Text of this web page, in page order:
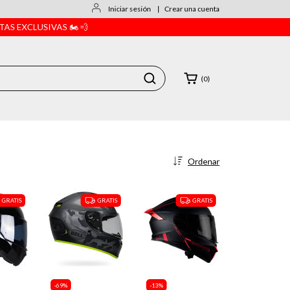
Iniciar sesión | Crear una cuenta
EXCLUSIVAS 🏍️ 💨
(0)
Ordenar
GRATIS GRATIS
-69%
GRATIS
-13%